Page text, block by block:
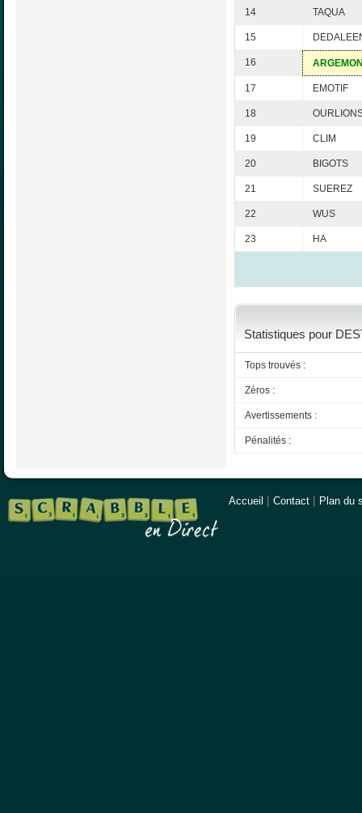
14 TAQUA
15
16
17 EMOTIF
18
19 CLIM
20 BIGOTS
21 SUEREZ
22 WUS
23 HA
Statistiques pour
Tops trouvés :
Zéros :
Avertissements :
Pénalités :
Accueil Contact Plan du